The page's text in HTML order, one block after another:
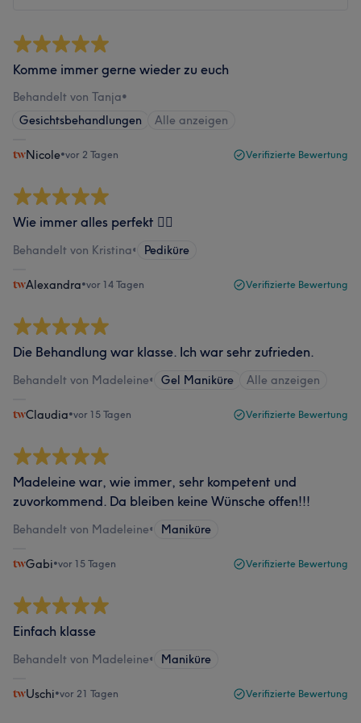
Komme immer gerne wieder zu euch
Behandelt von Tanja•
Gesichtsbehandlungen
Alle anzeigen
Nicole•vor 2 Tagen Verifizierte Bewertung
Wie immer alles perfekt 👌🏻
Behandelt von Kristina• Pediküre
Alexandra•vor 14 Tagen Verifizierte Bewertung
Die Behandlung war klasse. Ich war sehr zufrieden.
Behandelt von Madeleine• Gel Maniküre Alle anzeigen
Claudia•vor 15 Tagen Verifizierte Bewertung
Madeleine war, wie immer, sehr kompetent und
zuvorkommend. Da bleiben keine Wünsche offen!!!
Behandelt von Madeleine• Maniküre
Gabi•vor 15 Tagen Verifizierte Bewertung
Einfach klasse
Behandelt von Madeleine• Maniküre
Uschi•vor 21 Tagen Verifizierte Bewertung